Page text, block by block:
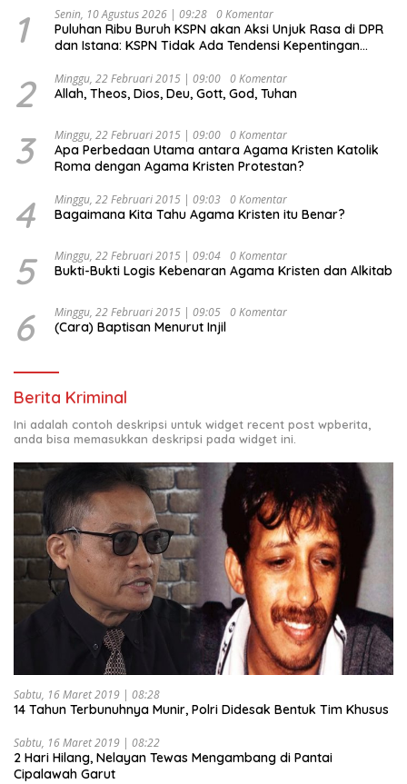
1 Senin, 10 Agustus 2026 | 09:28 0 Komentar
Puluhan Ribu Buruh KSPN akan Aksi Unjuk Rasa di DPR
dan Istana: KSPN Tidak Ada Tendensi Kepentingan
2 Minggu, 22 Februari 2015 | 09:00 0 Komentar
Allah, Theos, Dios, Deu, Gott, God, Tuhan
3 Minggu, 22 Februari 2015 | 09:00 0 Komentar
Apa Perbedaan Utama antara Agama Kristen Katolik
Roma dengan Agama Kristen Protestan?
4 Minggu, 22 Februari 2015 | 09:03 0 Komentar
Bagaimana Kita Tahu Agama Kristen itu Benar?
5 Minggu, 22 Februari 2015 | 09:04 0 Komentar
Bukti-Bukti Logis Kebenaran Agama Kristen dan Alkitab
6 Minggu, 22 Februari 2015 | 09:05 0 Komentar
(Cara) Baptisan Menurut Injil
Berita Kriminal
Ini adalah contoh deskripsi untuk widget recent post wpberita,
anda bisa memasukkan deskripsi pada widget ini.
Sabtu, 16 Maret 2019 | 08:28
14 Tahun Terbunuhnya Munir, Polri Didesak Bentuk Tim Khusus
Sabtu, 16 Maret 2019 | 08:22
2 Hari Hilang, Nelayan Tewas Mengambang di Pantai
Cipalawah Garut